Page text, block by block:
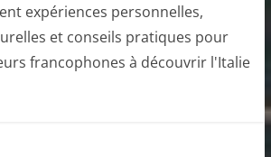
expériences personnelles,
et conseils pratiques pour
francophones à découvrir l'Italie